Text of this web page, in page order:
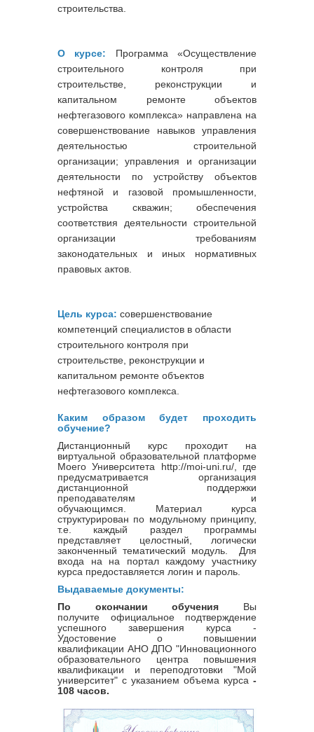
строительства.
О курсе:
Программа «Осуществление
строительного контроля при
строительстве, реконструкции и
капитальном ремонте объектов
нефтегазового комплекса» направлена на
совершенствование навыков управления
деятельностью строительной
организации; управления и организации
деятельности по устройству объектов
нефтяной и газовой промышленности,
устройства скважин; обеспечения
соответствия деятельности строительной
организации требованиям
законодательных и иных нормативных
правовых актов.
Цель курса: совершенствование
компетенций специалистов в области
строительного контроля при
строительстве, реконструкции и
капитальном ремонте объектов
нефтегазового комплекса.
Каким образом будет проходить
обучение?
Дистанционный курс проходит на
виртуальной образовательной платформе
Моего Университета http://moi-uni.ru/, где
предусматривается организация
дистанционной поддержки
преподавателям и
обучающимся. Материал курса
структурирован по модульному принципу,
т.е. каждый раздел программы
представляет целостный, логически
законченный тематический модуль. Для
входа на на портал каждому участнику
курса предоставляется логин и пароль.
Выдаваемые документы:
По окончании обучения Вы
получите официальное подтверждение
успешного завершения курса -
Удостовение о повышении
квалификации АНО ДПО "Инновационного
образовательного центра повышения
квалификации и переподготовки "Мой
университет" с указанием объема курса -
108 часов.